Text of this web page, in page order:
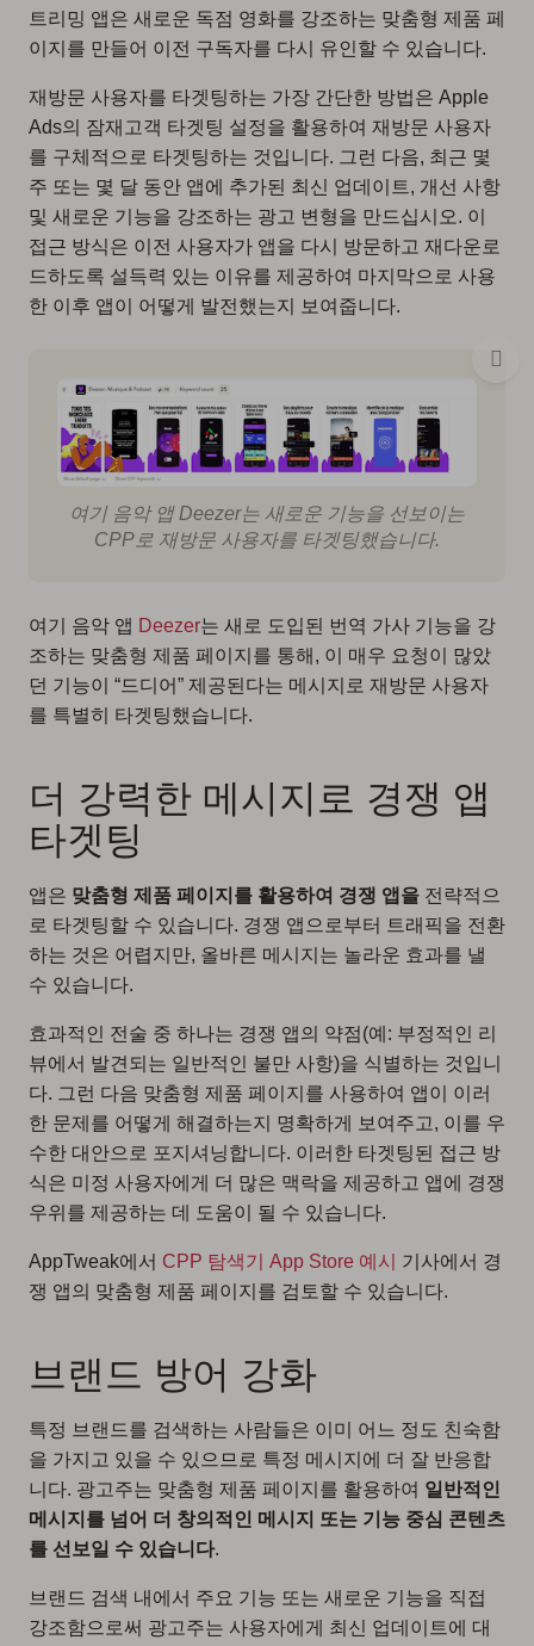
트리밍 앱은 새로운 독점 영화를 강조하는 맞춤형 제품 페
이지를 만들어 이전 구독자를 다시 유인할 수 있습니다.
재방문 사용자를 타겟팅하는 가장 간단한 방법은 Apple
Ads의 잠재고객 타겟팅 설정을 활용하여 재방문 사용자
를 구체적으로 타겟팅하는 것입니다. 그런 다음, 최근 몇
주 또는 몇 달 동안 앱에 추가된 최신 업데이트, 개선 사항
및 새로운 기능을 강조하는 광고 변형을 만드십시오. 이
접근 방식은 이전 사용자가 앱을 다시 방문하고 재다운로
드하도록 설득력 있는 이유를 제공하여 마지막으로 사용
한 이후 앱이 어떻게 발전했는지 보여줍니다.
여기 음악 앱 Deezer는 새로운 기능을 선보이는
CPP로 재방문 사용자를 타겟팅했습니다.
여기 음악 앱 Deezer는 새로 도입된 번역 가사 기능을 강
조하는 맞춤형 제품 페이지를 통해, 이 매우 요청이 많았
던 기능이 “드디어” 제공된다는 메시지로 재방문 사용자
를 특별히 타겟팅했습니다.
더 강력한 메시지로 경쟁 앱
타겟팅
앱은 맞춤형 제품 페이지를 활용하여 경쟁 앱을 전략적으
로 타겟팅할 수 있습니다. 경쟁 앱으로부터 트래픽을 전환
하는 것은 어렵지만, 올바른 메시지는 놀라운 효과를 낼
수 있습니다.
효과적인 전술 중 하나는 경쟁 앱의 약점(예: 부정적인 리
뷰에서 발견되는 일반적인 불만 사항)을 식별하는 것입니
다. 그런 다음 맞춤형 제품 페이지를 사용하여 앱이 이러
한 문제를 어떻게 해결하는지 명확하게 보여주고, 이를 우
수한 대안으로 포지셔닝합니다. 이러한 타겟팅된 접근 방
식은 미정 사용자에게 더 많은 맥락을 제공하고 앱에 경쟁
우위를 제공하는 데 도움이 될 수 있습니다.
AppTweak에서 CPP 탐색기 App Store 예시
기사에서 경
쟁 앱의 맞춤형 제품 페이지를 검토할 수 있습니다.
브랜드 방어 강화
특정 브랜드를 검색하는 사람들은 이미 어느 정도 친숙함
을 가지고 있을 수 있으므로 특정 메시지에 더 잘 반응합
니다. 광고주는 맞춤형 제품 페이지를 활용하여 일반적인
메시지를 넘어 더 창의적인 메시지 또는 기능 중심 콘텐츠
를 선보일 수 있습니다.
브랜드 검색 내에서 주요 기능 또는 새로운 기능을 직접
강조함으로써 광고주는 사용자에게 최신 업데이트에 대